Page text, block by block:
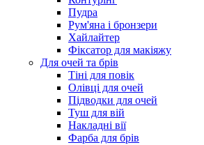
Пудра
Рум'яна і бронзери
Хайлайтер
Фіксатор для макіяжу
Для очей та брів
Тіні для повік
Олівці для очей
Підводки для очей
Туш для вій
Накладні вії
Фарба для брів